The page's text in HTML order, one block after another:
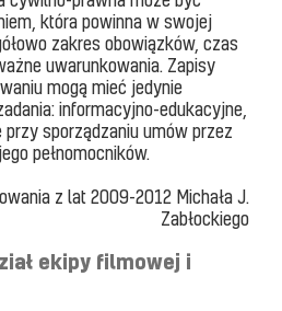
która powinna w swojej
zakres obowiązków, czas
uwarunkowania. Zapisy
mogą mieć jedynie
informacyjno-edukacyjne,
sporządzaniu umów przez
pełnomocników.
z lat 2009-2012 Michała J.
Zabłockiego
ekipy filmowej i